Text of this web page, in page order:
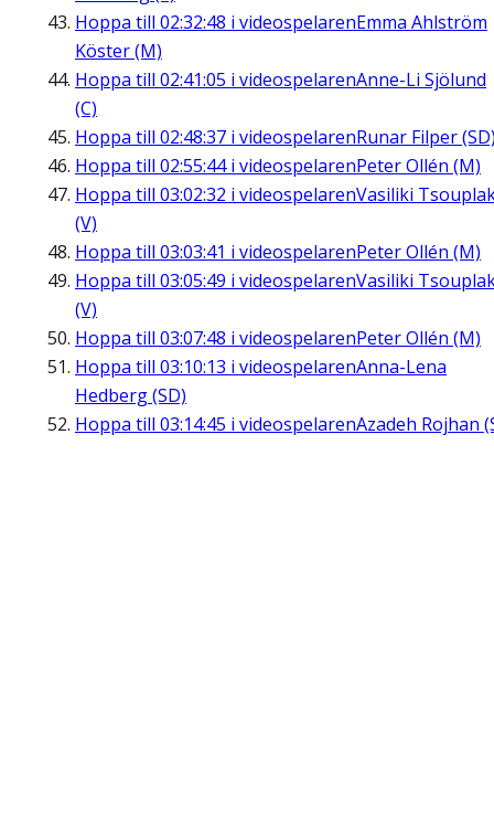
Hoppa till 02:32:48 i videospelarenEmma Ahlström
Köster (M)
Hoppa till 02:41:05 i videospelarenAnne-Li Sjölund
(C)
Hoppa till 02:48:37 i videospelarenRunar Filper
Hoppa till 02:55:44i videospelarenPeter Ollén (M)
Hoppa till 03:02:32 i videospelarenVasiliki
(V)
Hoppa till 03:03:41 i videospelarenPeter Ollén (M)
Hoppa till 03:05:49 i videospelarenVasiliki
(V)
Hoppa till 03:07:48 i videospelarenPeter Ollén (M)
Hoppa till 03:10:13 i videospelarenAnna-Lena
Hedberg (SD)
Hoppa till 03:14:45 i videospelarenAzadeh Rojhan